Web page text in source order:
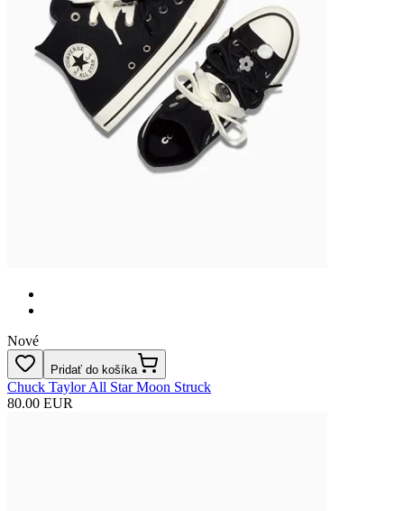
Nové
Pridať do košíka
Chuck Taylor All Star Moon Struck
80.00 EUR